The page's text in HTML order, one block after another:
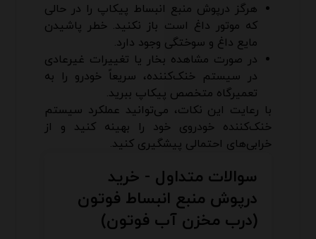
هرگز درپوش منبع انبساط پیکاپ را در حالی
که موتور داغ است باز نکنید. خطر پاشیدن
مایع داغ و سوختگی وجود دارد.
در صورت مشاهده بخار یا تغییرات غیرعادی
در سیستم خنک‌کننده، سریعاً خودرو را به
تعمیرگاه متخصص پیکاپ ببرید.
با رعایت این نکات، می‌توانید عملکرد سیستم
خنک‌کننده خودروی خود را بهینه کنید و از
خرابی‌های احتمالی پیشگیری کنید.
سوالات متداول - خرید
درپوش منبع انبساط فوتون
(درب مخزن آب فوتون)